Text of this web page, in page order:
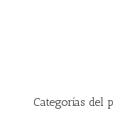
Categorías del